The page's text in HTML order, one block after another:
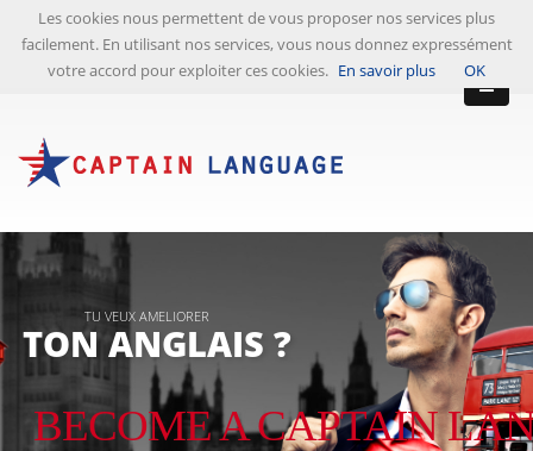
Les cookies nous permettent de vous proposer nos services plus
facilement. En utilisant nos services, vous nous donnez expressément
votre accord pour exploiter ces cookies. En savoir plus OK
TU VEUX AMELIORER
TON ANGLAIS ?
BECOME A CAPTAIN